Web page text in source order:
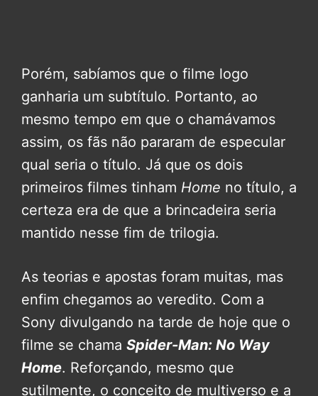
Porém, sabíamos que o filme logo
ganharia um subtítulo. Portanto, ao
mesmo tempo em que o chamávamos
assim, os fãs não pararam de especular
qual seria o título. Já que os dois
primeiros filmes tinham Home no título, a
certeza era de que a brincadeira seria
mantido nesse fim de trilogia.
As teorias e apostas foram muitas, mas
enfim chegamos ao veredito. Com a
Sony divulgando na tarde de hoje que o
filme se chama Spider-Man: No Way
Home. Reforçando, mesmo que
sutilmente, o conceito de multiverso e a